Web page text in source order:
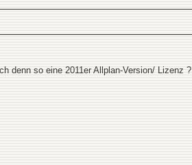
denn so eine 2011er Allplan-Version/ Lizenz